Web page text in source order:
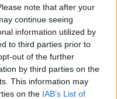
note that after your
continue seeing
information utilized by
to third parties prior to
out of the further
by third parties on the
This information may
on the IAB’s List of